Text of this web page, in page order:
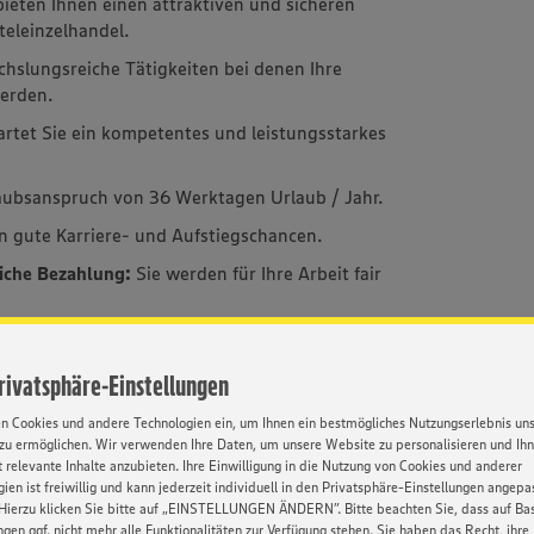
Einstellungen
Cookies und andere Technologien ein, um Ihnen ein bestmögliches Nutzungserlebnis
ermöglichen. Wir verwenden Ihre Daten, um unsere Website zu personalisieren und
relevante Inhalte anzubieten. Ihre Einwilligung in die Nutzung von Cookies und anderer
ist freiwillig und kann jederzeit individuell in den Privatsphäre-Einstellungen
klicken Sie bitte auf „EINSTELLUNGEN ÄNDERN”. Bitte beachten Sie, dass auf
ggf. nicht mehr alle Funktionalitäten zur Verfügung stehen. Sie haben das Recht, ihre
Tätigkeiten bei denen Ihre
Sie ein kompetentes und leistungsstarkes
von 36 Werktagen Urlaub / Jahr.
gute Karriere- und Aufstiegschancen.
Bezahlung: Sie werden für Ihre Arbeit fair
Sie Urlaubs- und Weihnachtsgeld.
Ihnen Zuschüsse zur betrieblichen
Leistungen zur Absicherung Ihrer Zukunft.
Bike-Leasing.
in allen HERKULES SB-
sowie den Vertriebsschienen sport-treff und